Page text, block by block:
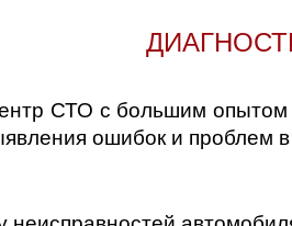
СТО с большим
ошибок и проблем